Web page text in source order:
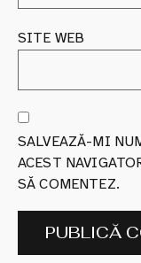
SITE WEB
SALVEAZĂ-MI
ACEST
SĂ COMENTEZ.